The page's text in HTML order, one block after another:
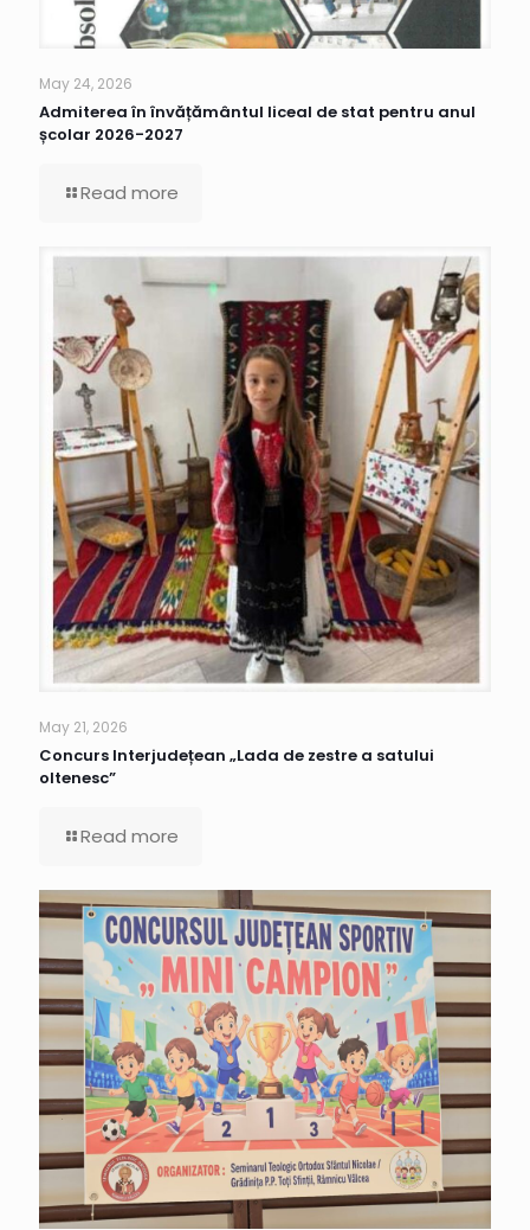
May 24, 2026
Admiterea în învățământul liceal de stat pentru anul
școlar 2026-2027
Read more
May 21, 2026
Concurs Interjudețean „Lada de zestre a satului
oltenesc”
Read more